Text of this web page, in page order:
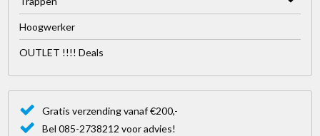
Hoogwerker
OUTLET !!!! Deals
Gratis verzending vanaf €200,-
Bel 085-2738212 voor advies!